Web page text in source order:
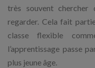
très souvent chercher
regarder. Cela fait
classe flexible
l’apprentissage passe
plus jeune âge.